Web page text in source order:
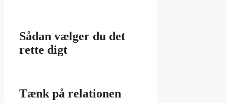
Sådan vælger du det
rette digt
Tænk på relationen